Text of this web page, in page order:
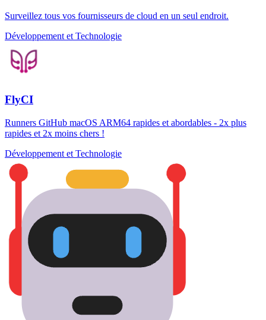
Surveillez tous vos fournisseurs de cloud en un seul endroit.
Développement et Technologie
FlyCI
Runners GitHub macOS ARM64 rapides et abordables - 2x plus
rapides et 2x moins chers !
Développement et Technologie